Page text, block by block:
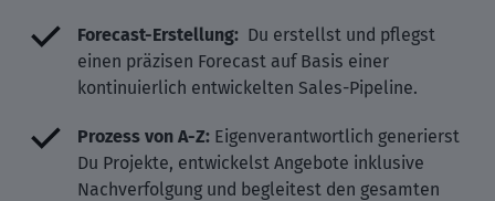
Forecast-Erstellung: Du erstellst und pflegst
einen präzisen Forecast auf Basis einer
kontinuierlich entwickelten Sales-Pipeline.
Prozess von A-Z: Eigenverantwortlich generierst
Du Projekte, entwickelst Angebote inklusive
Nachverfolgung und begleitest den gesamten